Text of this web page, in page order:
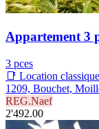
Appartement 3
3 pces
📑 Location classique
1209, Bouchet,
REG.Naef
2'492.00